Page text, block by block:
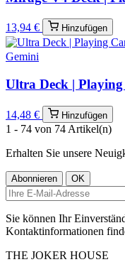
13,94 € Hinzufügen
Gemini
Ultra Deck |
14,48 € Hinzufügen
1 - 74 von 74 Artikel(n)
Erhalten Sie unsere
Sie können Ihr
Kontaktinformationen
THE JOKER HOUSE